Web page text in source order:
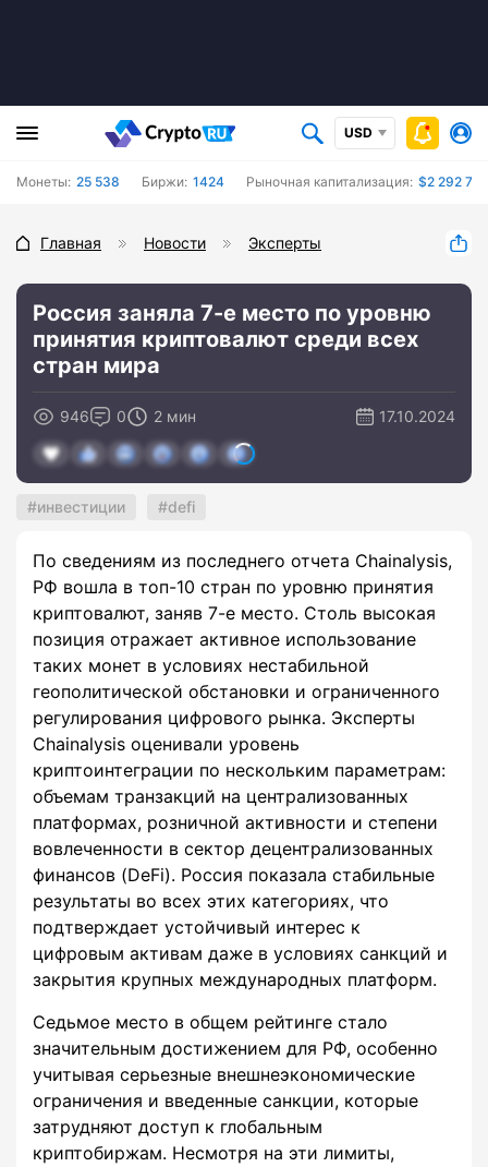
USD
Монеты: 25 538 Биржи: 1424 Рыночная капитализация: $2 292
Главная Новости Эксперты
Россия заняла 7-е место по уровню
принятия криптовалют среди всех
стран мира
946 0 2 мин 17.10.2024
инвестиции defi
По сведениям из последнего отчета Chainalysis,
РФ вошла в топ-10 стран по уровню принятия
криптовалют, заняв 7-е место. Столь высокая
позиция отражает активное использование
таких монет в условиях нестабильной
геополитической обстановки и ограниченного
регулирования цифрового рынка. Эксперты
Chainalysis оценивали уровень
криптоинтеграции по нескольким параметрам:
объемам транзакций на централизованных
платформах, розничной активности и степени
вовлеченности в сектор децентрализованных
финансов (DeFi). Россия показала стабильные
результаты во всех этих категориях, что
подтверждает устойчивый интерес к
цифровым активам даже в условиях санкций и
закрытия крупных международных платформ.
Седьмое место в общем рейтинге стало
значительным достижением для РФ, особенно
учитывая серьезные внешнеэкономические
ограничения и введенные санкции, которые
затрудняют доступ к глобальным
криптобиржам. Несмотря на эти лимиты,